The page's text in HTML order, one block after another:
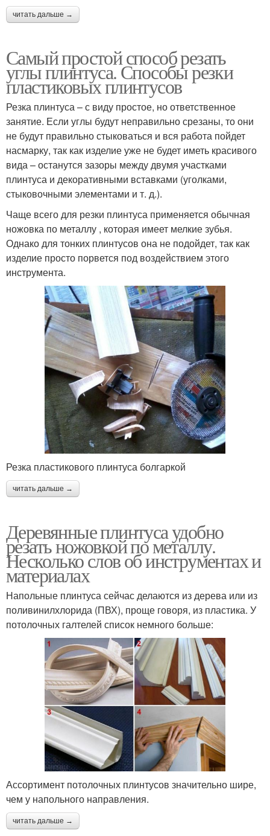
читать дальше →
Самый простой способ резать
углы плинтуса. Способы резки
пластиковых плинтусов
Резка плинтуса – с виду простое, но ответственное
занятие. Если углы будут неправильно срезаны, то они
не будут правильно стыковаться и вся работа пойдет
насмарку, так как изделие уже не будет иметь красивого
вида – останутся зазоры между двумя участками
плинтуса и декоративными вставками (уголками,
стыковочными элементами и т. д.).
Чаще всего для резки плинтуса применяется обычная
ножовка по металлу , которая имеет мелкие зубья.
Однако для тонких плинтусов она не подойдет, так как
изделие просто порвется под воздействием этого
инструмента.
Резка пластикового плинтуса болгаркой
читать дальше →
Деревянные плинтуса удобно
резать ножовкой по металлу.
Несколько слов об инструментах и
материалах
Напольные плинтуса сейчас делаются из дерева или из
поливинилхлорида (ПВХ), проще говоря, из пластика. У
потолочных галтелей список немного больше:
Ассортимент потолочных плинтусов значительно шире,
чем у напольного направления.
читать дальше →